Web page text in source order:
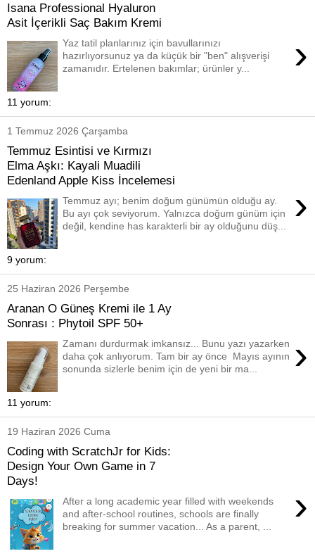
Isana Professional Hyaluron
Asit İçerikli Saç Bakım Kremi
›
Yaz tatil planlarınız için bavullarınızı
hazırlıyorsunuz ya da küçük bir "ben" alışverişi
zamanıdır. Ertelenen bakımlar; ürünler y...
11 yorum:
1 Temmuz 2026 Çarşamba
Temmuz Esintisi ve Kırmızı
Elma Aşkı: Kayali Muadili
Edenland Apple Kiss İncelemesi
›
Temmuz ayı; benim doğum günümün olduğu ay.
Bu ayı çok seviyorum. Yalnızca doğum günüm için
değil, kendine has karakterli bir ay olduğunu düş...
9 yorum:
25 Haziran 2026 Perşembe
Aranan O Güneş Kremi ile 1 Ay
Sonrası : Phytoil SPF 50+
›
Zamanı durdurmak imkansız... Bunu yazı yazarken
daha çok anlıyorum. Tam bir ay önce Mayıs ayının
sonunda sizlerle benim için de yeni bir ma...
11 yorum:
19 Haziran 2026 Cuma
Coding with ScratchJr for Kids:
Design Your Own Game in 7
Days!
›
After a long academic year filled with weekends
and after-school routines, schools are finally
breaking for summer vacation... As a parent, ...